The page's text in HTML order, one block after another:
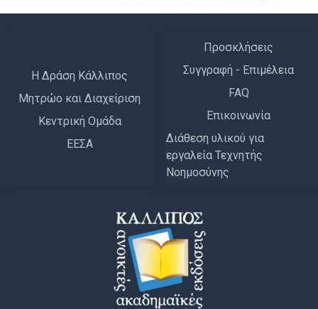
Η Δράση Κάλλιπος
Μητρώο και Διαχείριση
Κεντρική Ομάδα
ΕΕΣΑ
Προσκλήσεις
Συγγραφή - Επιμέλεια
FAQ
Επικοινωνία
Διάθεση υλικού για
εργαλεία Τεχνητής
Νοημοσύνης